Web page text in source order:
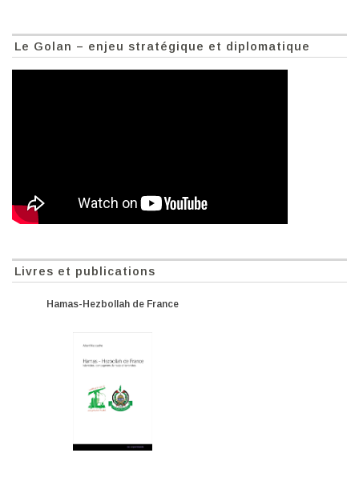
Le Golan – enjeu stratégique et diplomatique
Livres et publications
Hamas-Hezbollah de France